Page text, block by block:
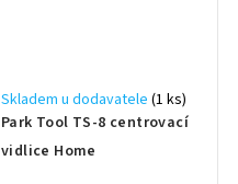
Park Tool TS-8 centrovací
vidlice Home
Skladem u dodavatele (1 ks)